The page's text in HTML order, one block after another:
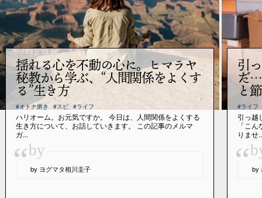
揺れる心を不動の心に。ヒマラヤ
秘教から学ぶ、“人間関係をよくす
る”生き方
#オトナ磨き #スピ #ライフ
ハリオーム。お元気ですか。 今日は、人間関係をよくする
生き方について、お話していきます。 この記事のメルマ
ガ...
“by
by ヨグマタ相川圭子
引
だ…
と
#ライフ
引っ越
「こ
りませ
“ by